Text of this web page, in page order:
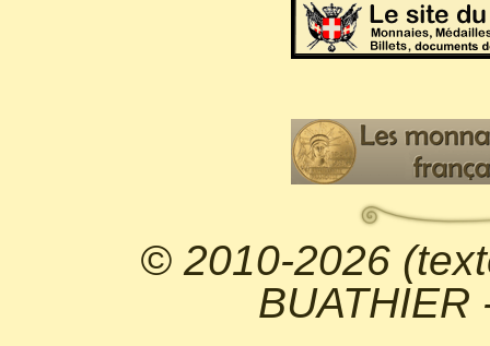
© 2010-2026
BUATHIER